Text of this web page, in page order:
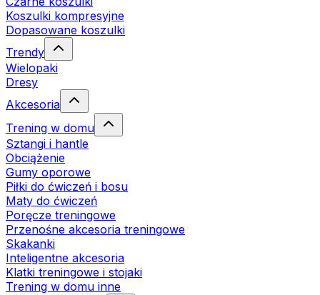
Koszulki kompresyjne
Dopasowane koszulki
Trendy
Wielopaki
Dresy
Akcesoria
Trening w domu
Sztangi i hantle
Obciążenie
Gumy oporowe
Piłki do ćwiczeń i bosu
Maty do ćwiczeń
Poręcze treningowe
Przenośne akcesoria treningowe
Skakanki
Inteligentne akcesoria
Klatki treningowe i stojaki
Trening w domu inne